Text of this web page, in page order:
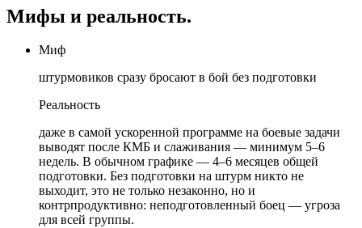
Мифы и реальность.
Миф
штурмовиков сразу бросают в бой без подготовки
Реальность
даже в самой ускоренной программе на боевые задачи
выводят после КМБ и слаживания — минимум 5–6
недель. В обычном графике — 4–6 месяцев общей
подготовки. Без подготовки на штурм никто не
выходит, это не только незаконно, но и
контрпродуктивно: неподготовленный боец — угроза
для всей группы.